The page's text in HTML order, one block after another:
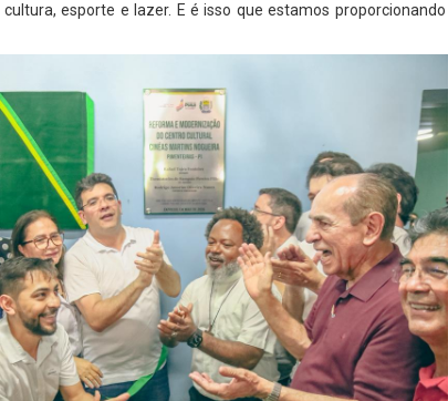
esporte e lazer. E é isso que estamos